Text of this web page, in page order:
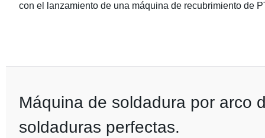
con el lanzamiento de una máquina de recubrimiento de
Máquina de soldadura por arco
soldaduras perfectas.